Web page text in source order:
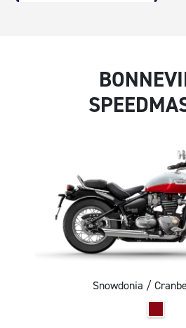
Snowdonia /